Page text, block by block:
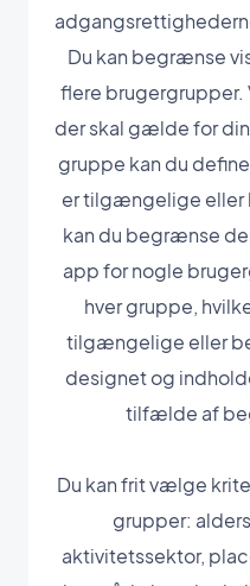
Du kan begrænse
flere
der skal gælde for
gruppe kan du
er tilgængelige eller
kan du begrænse
app for nogle
hver gruppe,
tilgængelige eller
designet og
tilfælde af
Du kan frit vælge
grupper:
aktivitetssektor,